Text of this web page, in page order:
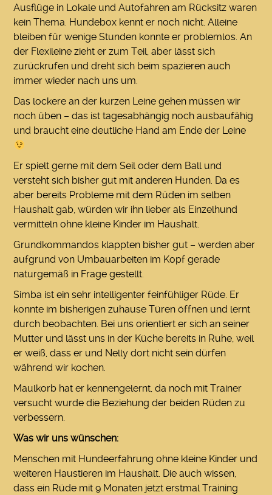
Ausflüge in Lokale und Autofahren am Rücksitz waren
kein Thema. Hundebox kennt er noch nicht. Alleine
bleiben für wenige Stunden konnte er problemlos. An
der Flexileine zieht er zum Teil, aber lässt sich
zurückrufen und dreht sich beim spazieren auch
immer wieder nach uns um.
Das lockere an der kurzen Leine gehen müssen wir
noch üben – das ist tagesabhängig noch ausbaufähig
und braucht eine deutliche Hand am Ende der Leine
Er spielt gerne mit dem Seil oder dem Ball und
versteht sich bisher gut mit anderen Hunden. Da es
aber bereits Probleme mit dem Rüden im selben
Haushalt gab, würden wir ihn lieber als Einzelhund
vermitteln ohne kleine Kinder im Haushalt.
Grundkommandos klappten bisher gut – werden aber
aufgrund von Umbauarbeiten im Kopf gerade
naturgemäß in Frage gestellt.
Simba ist ein sehr intelligenter feinfühliger Rüde. Er
konnte im bisherigen zuhause Türen öffnen und lernt
durch beobachten. Bei uns orientiert er sich an seiner
Mutter und lässt uns in der Küche bereits in Ruhe, weil
er weiß, dass er und Nelly dort nicht sein dürfen
während wir kochen.
Maulkorb hat er kennengelernt, da noch mit Trainer
versucht wurde die Beziehung der beiden Rüden zu
verbessern.
Was wir uns wünschen:
Menschen mit Hundeerfahrung ohne kleine Kinder und
weiteren Haustieren im Haushalt. Die auch wissen,
dass ein Rüde mit 9 Monaten jetzt erstmal Training